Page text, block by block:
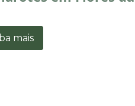
mais